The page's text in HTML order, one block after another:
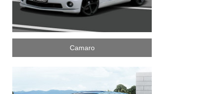
Camaro